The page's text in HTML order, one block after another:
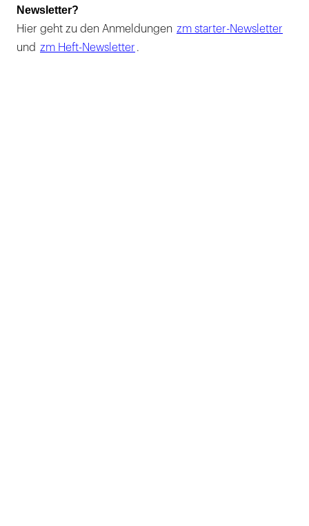
Newsletter?
Hier geht zu den Anmeldungen zm starter-Newsletter
und zm Heft-Newsletter .